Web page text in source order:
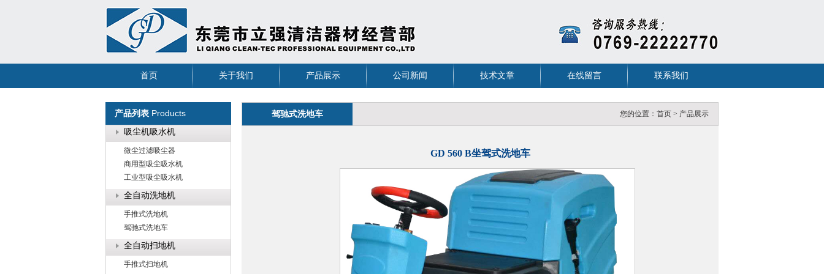
首页 关于我们 产品展示 公司新闻 技术文章 在线留言 联系我们
产品列表 Products
吸尘机吸水机
微尘过滤吸尘器
商用型吸尘吸水机
工业型吸尘吸水机
全自动洗地机
手推式洗地机
驾驰式洗地车
全自动扫地机
手推式扫地机
驾驰式洗地车 您的位置： 首页 > 产品展示
GD 560 B坐驾式洗地车